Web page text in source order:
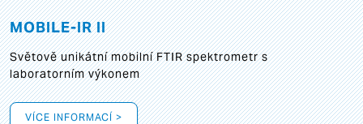
MOBILE-IR II
Světově unikátní mobilní FTIR spektrometr s
laboratorním výkonem
VÍCE INFORMACÍ >